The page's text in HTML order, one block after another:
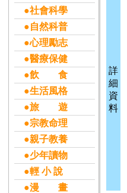
●社會科學
●自然科普
●心理勵志
●醫療保健
●飲 食
●生活風格
●旅 遊
●宗教命理
●親子教養
●少年讀物
●輕 小 說
●漫 畫
詳
細
資
料